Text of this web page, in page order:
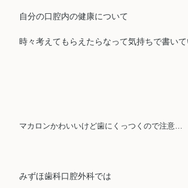
自分の口腔内の健康について
時々考えてもらえたらなって気持ちで書い
マカロンかわいいけど歯にくっつくので注意…
みずほ歯科口腔外科では